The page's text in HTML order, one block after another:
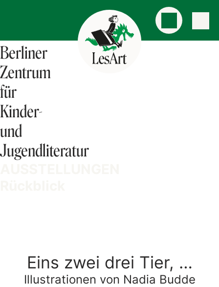
Berliner
Zentrum
für
Kinder-
und
Jugendliteratur
Eins zwei drei Tier, …
Illustrationen von Nadia Budde